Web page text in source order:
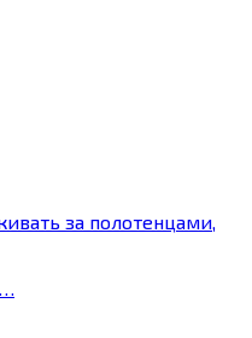
за полотенцами,